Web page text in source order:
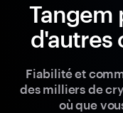
Tangem
d'autres
Fiabilité et
des milliers de
où que